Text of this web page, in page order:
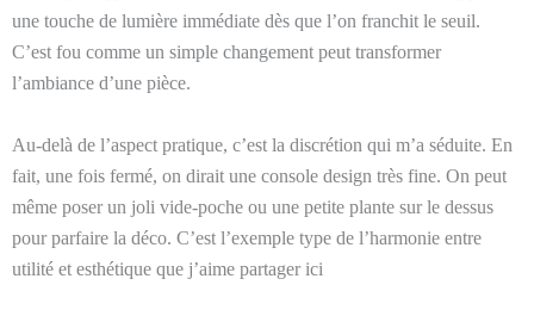
une touche de lumière immédiate dès que l’on franchit le seuil.
C’est fou comme un simple changement peut transformer
l’ambiance d’une pièce.
Au-delà de l’aspect pratique, c’est la discrétion qui m’a séduite. En
fait, une fois fermé, on dirait une console design très fine. On peut
même poser un joli vide-poche ou une petite plante sur le dessus
pour parfaire la déco. C’est l’exemple type de l’harmonie entre
utilité et esthétique que j’aime partager ici